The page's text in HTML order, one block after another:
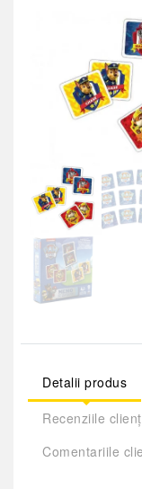
Detalii produs
Recenziile
Comentariile